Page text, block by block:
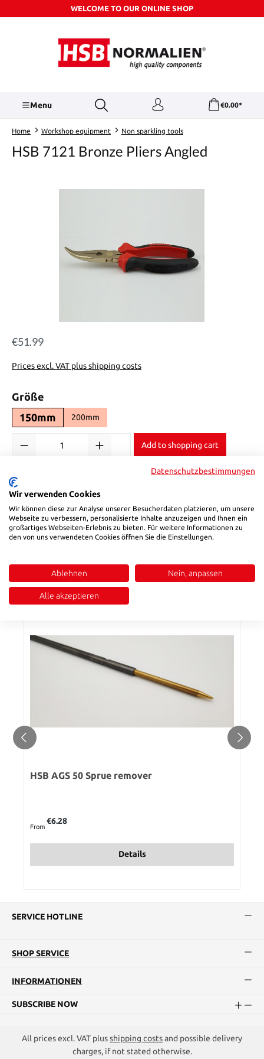
Skip to main contentWELCOME TO OUR ONLINE SHOP
Menu €0.00*
Home Workshop equipment Non sparkling tools
HSB 7121 Bronze Pliers Angled
Regular price:
€51.99
Prices excl. VAT plus shipping costs
Select
Größe
150mm
200mm
Add to shopping cart
Product number:
Description
Material: Al-Br
SIMILAR PRODUCTS
HSB AGS 50 Sprue remover
From
€6.28
Details
SERVICE HOTLINE
SHOP SERVICE
INFORMATIONEN
SUBSCRIBE NOW
All prices excl. VAT plusshipping costsand possible delivery
charges, if not stated otherwise.
Datenschutzbestimmungen
Wir verwenden Cookies
Wir können diese zur Analyse unserer Besucherdaten platzieren, um unsere
Webseite zu verbessern, personalisierte Inhalte anzuzeigen und Ihnen ein
großartiges Webseiten-Erlebnis zu bieten. Für weitere Informationen zu
den von uns verwendeten Cookies öffnen Sie die Einstellungen.
Ablehnen Nein, anpassen
Alle akzeptieren